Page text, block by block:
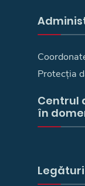
Protecția
Centrul
în